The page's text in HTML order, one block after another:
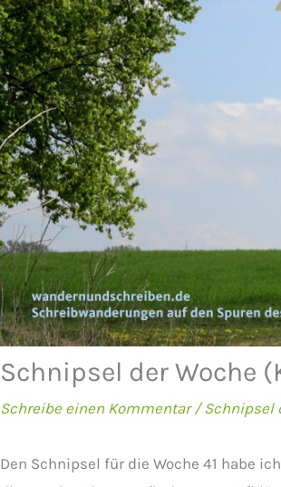
Schnipsel der Woche
Schreibe einen Kommentar /Schnipsel
Den Schnipsel für die Woche 41 habe